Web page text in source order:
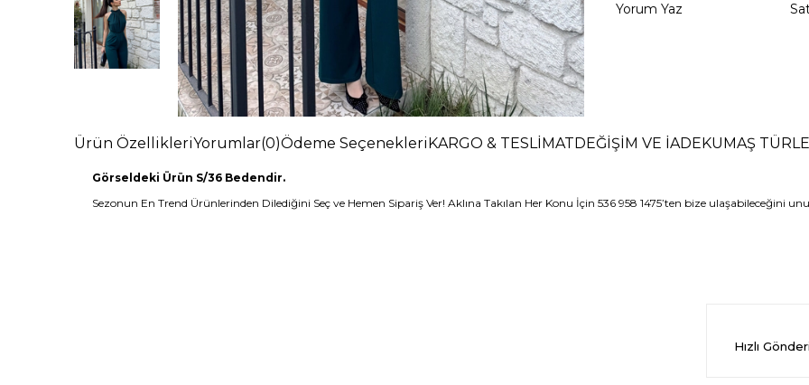
Yorum Yaz
Ürün ÖzellikleriYorumlar(0)Ödeme Seçenekleri KARGO & TESLİMAT DEĞİŞİM VE İADE KUMAŞ
Görseldeki Ürün S/36 Bedendir.
Sezonun En Trend Ürünlerinden Dilediğini Seç ve Hemen Sipariş Ver! Aklına Takılan Her Konu İçin 536 958 1475’ten bize ulaşabileceğini
Hızlı